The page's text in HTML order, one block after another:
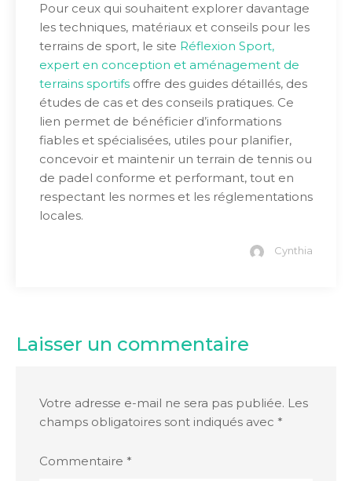
Pour ceux qui souhaitent explorer davantage
les techniques, matériaux et conseils pour les
terrains de sport, le site Réflexion Sport,
expert en conception et aménagement de
terrains sportifs offre des guides détaillés, des
études de cas et des conseils pratiques. Ce
lien permet de bénéficier d’informations
fiables et spécialisées, utiles pour planifier,
concevoir et maintenir un terrain de tennis ou
de padel conforme et performant, tout en
respectant les normes et les réglementations
locales.
Cynthia
Laisser un commentaire
Votre adresse e-mail ne sera pas publiée. Les
champs obligatoires sont indiqués avec *
Commentaire *